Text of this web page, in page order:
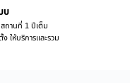
บ
ถานที่ 1 ปีเต็ม
ให้บริการและรวม